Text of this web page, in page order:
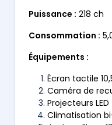
Puissance : 218 ch
Consommation :
Équipements :
Écran tactile
Caméra de
Projecteurs LED
Climatisation